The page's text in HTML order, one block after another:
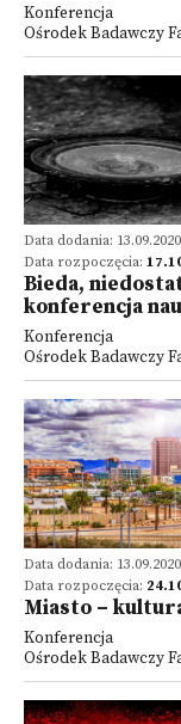
Konferencja
Ośrodek Badawczy
Data dodania: 13.09.2020
Data rozpoczęcia:
Bieda,
konferencja
Konferencja
Ośrodek Badawczy
Data dodania: 13.09.2020
Data rozpoczęcia:
Miasto –
Konferencja
Ośrodek Badawczy